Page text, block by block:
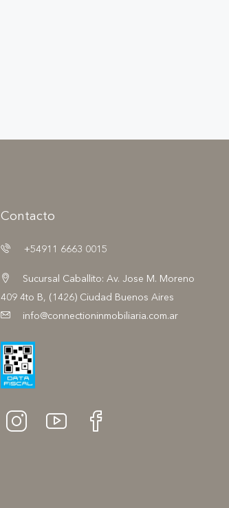
Contacto
+54911 6663 0015
Sucursal Caballito: Av. Jose M. Moreno
409 4to B, (1426) Ciudad Buenos Aires
info@connectioninmobiliaria.com.ar